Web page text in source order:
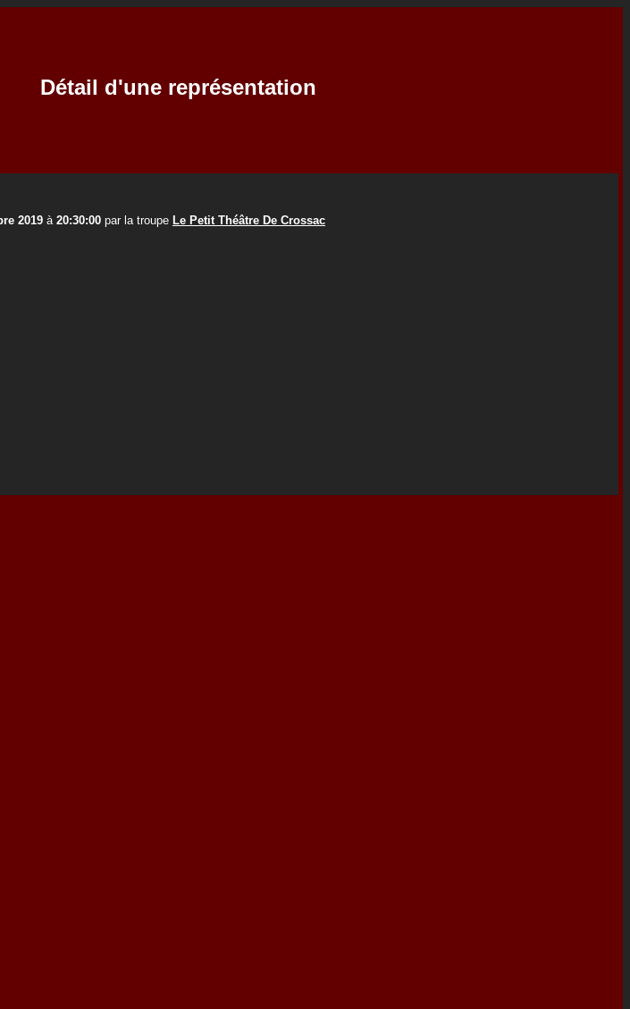
Détail d'une représentation
2019 à 20:30:00 par la troupe Le Petit Théâtre De Crossac